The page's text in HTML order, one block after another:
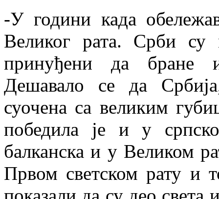
-У години када
Великог рата. Срби су
принуђени да бране
Дешавало се да
суочена са великим
победила је и у
балканска и у Великом
Првом светском рату и